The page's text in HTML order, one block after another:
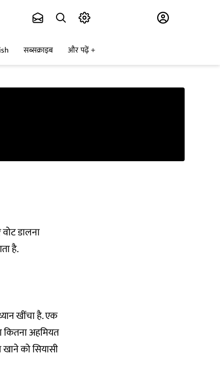
सब्सक्राइब और पढ़ें
डालना
है.
खींचा है. एक
कितना अहमियत
खाने को सियासी